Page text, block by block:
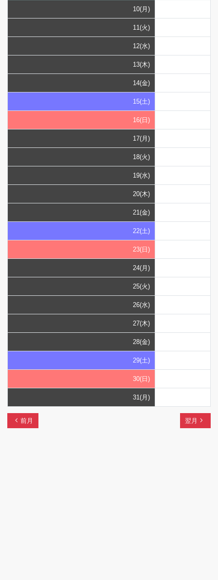
10(月)
11(火)
12(水)
13(木)
14(金)
15(土)
16(日)
17(月)
18(火)
19(水)
20(木)
21(金)
22(土)
23(日)
24(月)
25(火)
26(水)
27(木)
28(金)
29(土)
30(日)
31(月)
chevron_left 前月 翌月 navigate_next